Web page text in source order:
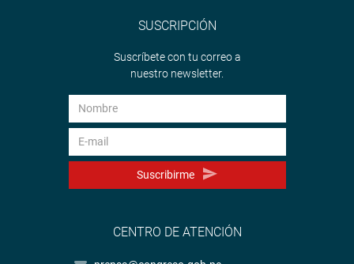
SUSCRIPCIÓN
Suscríbete con tu correo a
nuestro newsletter.
Suscribirme
CENTRO DE ATENCIÓN